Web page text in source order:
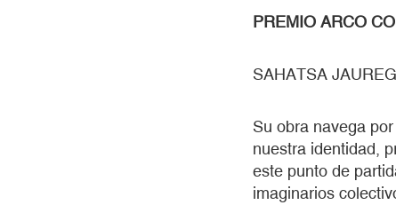
PREMIO ARCO
SAHATSA
Su obra navega
nuestra identidad,
este punto de
imaginarios